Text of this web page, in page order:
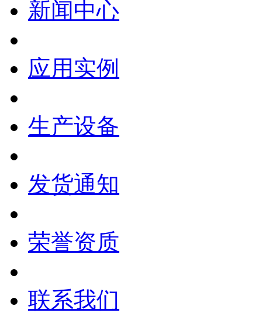
新闻中心
应用实例
生产设备
发货通知
荣誉资质
联系我们